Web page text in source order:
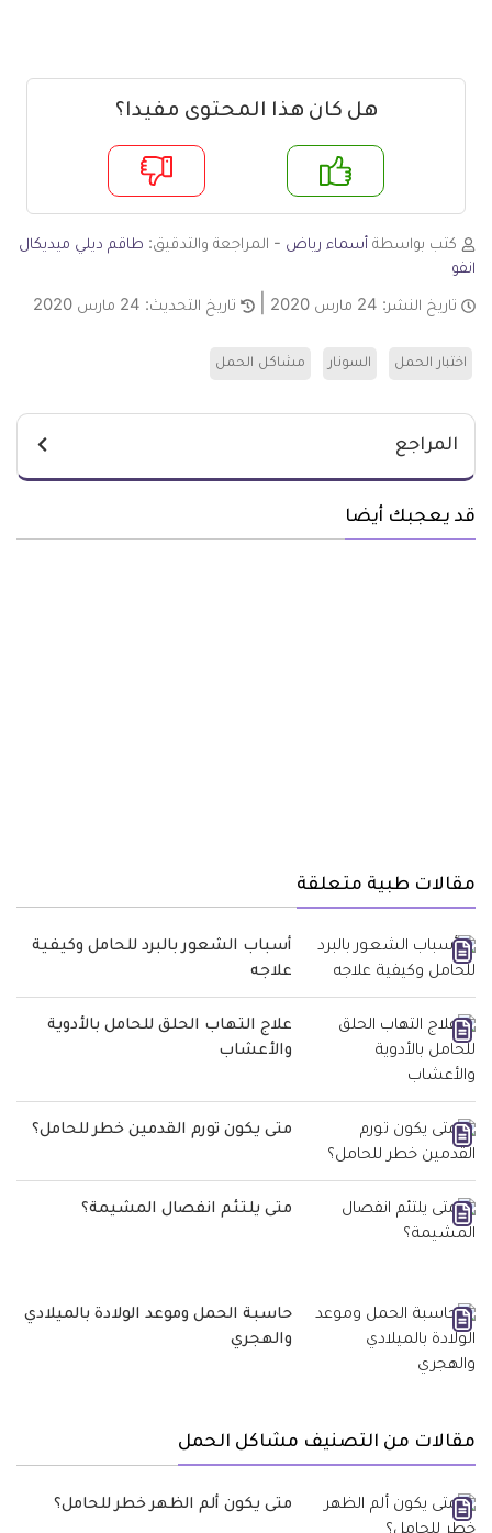
هل كان هذا المحتوى مفيدا؟
لا
كتب بواسطة أسماء رياض - المراجعة والتدقيق: طاقم ديلي ميديكال
انفو
تاريخ النشر: 24 مارس 2020 تاريخ التحديث: 24 مارس 2020
اختبار الحمل السونار مشاكل الحمل
المراجع
قد يعجبك أيضا
مقالات طبية متعلقة
أسباب الشعور بالبرد للحامل وكيفية
علاجه
علاج التهاب الحلق للحامل بالأدوية
والأعشاب
متى يكون تورم القدمين خطر للحامل؟
متى يلتئم انفصال المشيمة؟
حاسبة الحمل وموعد الولادة بالميلادي
والهجري
مقالات من التصنيف مشاكل الحمل
متى يكون ألم الظهر خطر للحامل؟